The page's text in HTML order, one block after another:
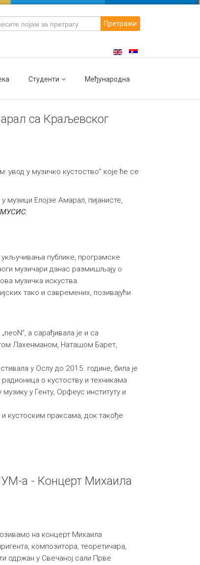
Претражи
Студенти Међународна
са Краљевског
у музичко кустоство” које ће се
Елојзе Амарал, пијанисте,
.
публике, програмске
музичари данас размишљају о
музичка искуства.
тако и савремених, позивајући
а сарађивала је и са
Лахенманом, Наташом Барет,
у Ослу до 2015. године, била је
о кустоству и техникама
у Генту, Орфеус институту и
кустоским праксама, док такође
а - Концерт Михаила
на концерт Михаила
композитора, теоретичара,
одржан у Свечаној сали Прве